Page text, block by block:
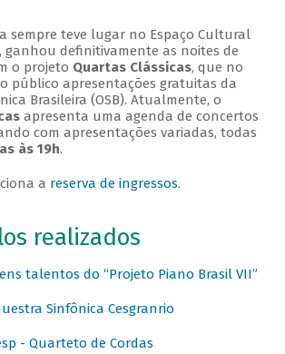
sempre teve lugar no Espaço Cultural
ganhou definitivamente as noites de
o projeto Quartas Clássicas, que no
público apresentações gratuitas da
Brasileira (OSB). Atualmente, o
apresenta uma agenda de concertos
com apresentações variadas, todas
às 19h.
a reserva de ingressos.
realizados
talentos do “Projeto Piano Brasil VII”
Sinfônica Cesgranrio
- Quarteto de Cordas